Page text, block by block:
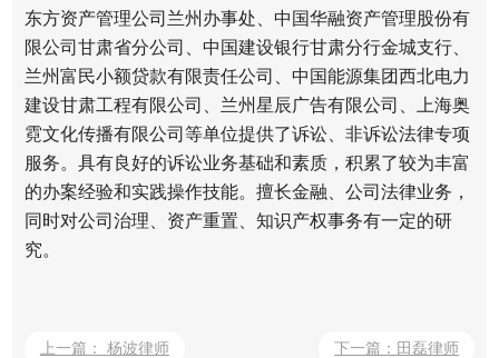
东方资产管理公司兰州办事处、中国华融资产管理股份有
限公司甘肃省分公司、中国建设银行甘肃分行金城支行、
兰州富民小额贷款有限责任公司、中国能源集团西北电力
建设甘肃工程有限公司、兰州星辰广告有限公司、上海奥
霓文化传播有限公司等单位提供了诉讼、非诉讼法律专项
服务。具有良好的诉讼业务基础和素质，积累了较为丰富
的办案经验和实践操作技能。擅长金融、公司法律业务，
同时对公司治理、资产重置、知识产权事务有一定的研
究。
上一篇： 杨波律师 下一篇：田磊律师